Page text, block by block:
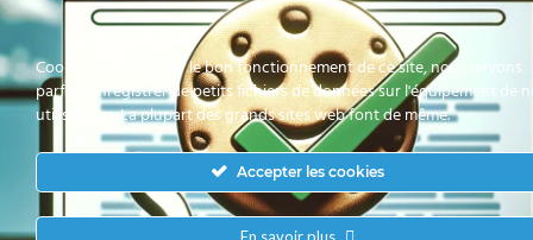
Cookies Pour assurer le bon fonctionnement de ce site, nous devons
parfois enregistrer de petits fichiers de données sur l'équipement de
utilisateurs. La plupart des grands sites web font de même.
Accepter les cookies